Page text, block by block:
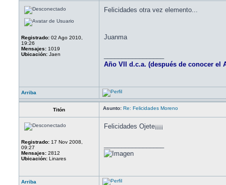
Registrado: 02 Ago 2010,
19:26
Mensajes: 1019
Ubicación: Jaen
Felicidades otra vez elemento...
Juanma
Año VII d.c.a. (después de conocer el
Arriba
Titón Asunto: Re: Felicidades Moreno
Registrado: 17 Nov 2008,
09:27
Mensajes: 2812
Ubicación: Linares
Felicidades Ojete¡¡¡¡
Arriba